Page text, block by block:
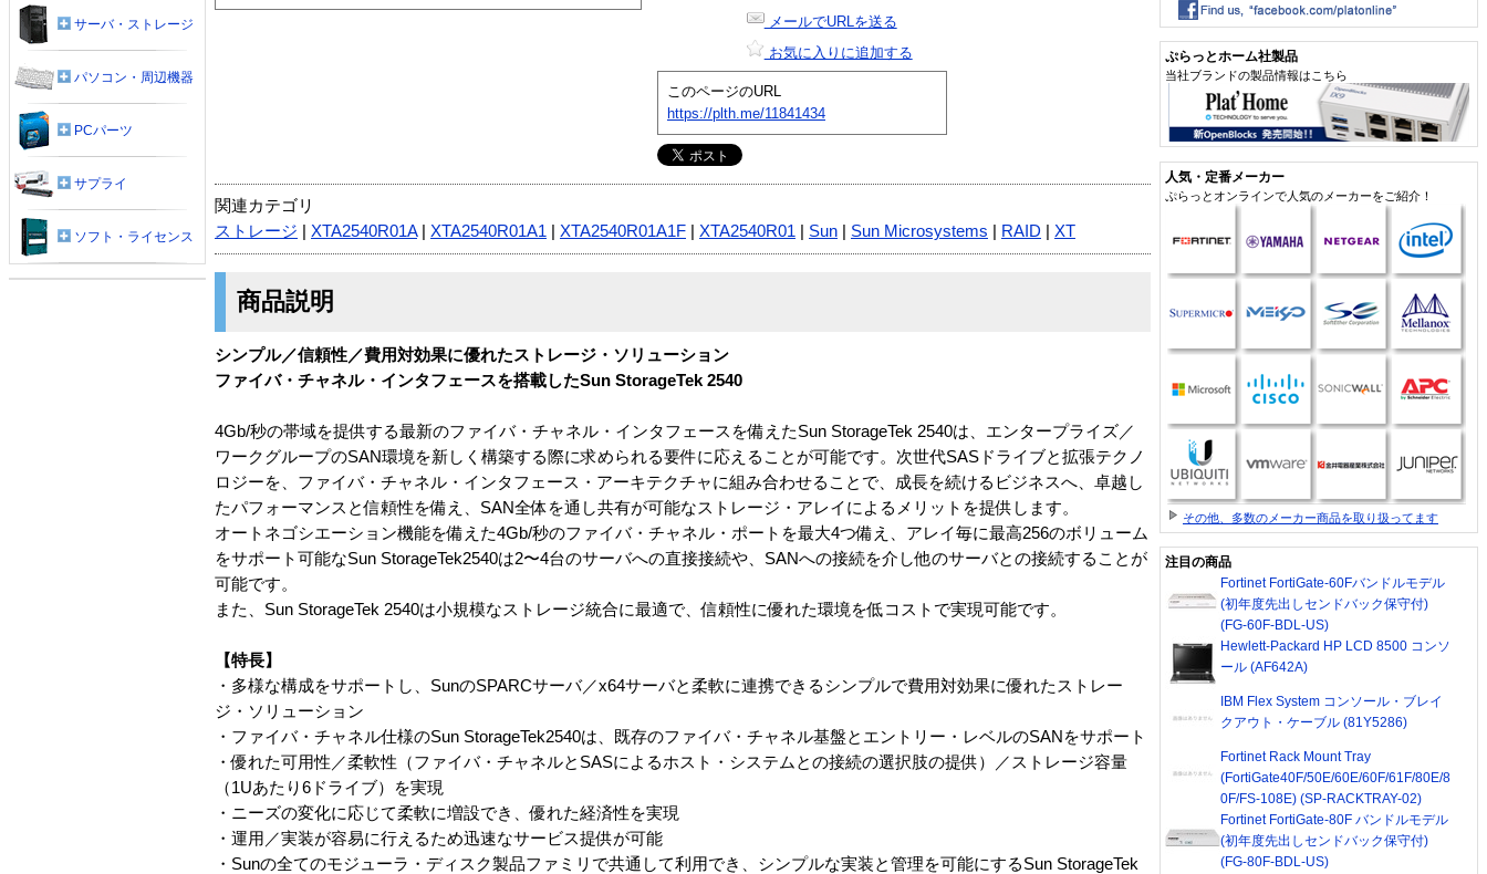
メールでURLを送る
お気に入りに追加する
このページのURL
https://plth.me/11841434
関連カテゴリ
ストレージ
XTA2540R01A| XTA2540R01A1 XTA2540R01A1F XTA2540R01 Sun Sun Microsystems RAID XT
商品説明
シンプル／信頼性／費用対効果に優れたストレージ・ソリューション
ファイバ・チャネル・インタフェースを搭載したSun StorageTek 2540
4Gb/秒の帯域を提供する最新のファイバ・チャネル・インタフェースを備えたSun StorageTek 2540は、エンタープライズ／
ワークグループのSAN環境を新しく構築する際に求められる要件に応えることが可能です。次世代SASドライブと拡張テクノ
ロジーを、ファイバ・チャネル・インタフェース・アーキテクチャに組み合わせることで、成長を続けるビジネスへ、卓越し
たパフォーマンスと信頼性を備え、SAN全体を通し共有が可能なストレージ・アレイによるメリットを提供します。
オートネゴシエーション機能を備えた4Gb/秒のファイバ・チャネル・ポートを最大4つ備え、アレイ毎に最高256のボリューム
をサポート可能なSun StorageTek2540は2〜4台のサーバへの直接接続や、SANへの接続を介し他のサーバとの接続することが
可能です。
また、Sun StorageTek 2540は小規模なストレージ統合に最適で、信頼性に優れた環境を低コストで実現可能です。
【特長】
・多様な構成をサポートし、SunのSPARCサーバ／x64サーバと柔軟に連携できるシンプルで費用対効果に優れたストレー
ジ・ソリューション
・ファイバ・チャネル仕様のSun StorageTek2540は、既存のファイバ・チャネル基盤とエントリー・レベルのSANをサポート
・優れた可用性／柔軟性（ファイバ・チャネルとSASによるホスト・システムとの接続の選択肢の提供）／ストレージ容量
（1Uあたり6ドライブ）を実現
・ニーズの変化に応じて柔軟に増設でき、優れた経済性を実現
・運用／実装が容易に行えるため迅速なサービス提供が可能
・Sunの全てのモジューラ・ディスク製品ファミリで共通して利用でき、シンプルな実装と管理を可能にするSun StorageTek
サーバ・ストレージ
パソコン・周辺機器
PCパーツ
サプライ
ソフト・ライセンス
ぷらっとホーム社製品
当社ブランドの製品情報はこちら
人気・定番メーカー
ぷらっとオンラインで人気のメーカーをご紹介！
その他、多数のメーカー商品を取り扱ってます
注目の商品
Fortinet FortiGate-60Fバンドルモデル
(初年度先出しセンドバック保守付)
(FG-60F-BDL-US)
Hewlett-Packard HP LCD 8500 コンソ
ール (AF642A)
IBM Flex System コンソール・ブレイ
クアウト・ケーブル (81Y5286)
Fortinet Rack Mount Tray
(FortiGate40F/50E/60E/60F/61F/80E/8
0F/FS-108E) (SP-RACKTRAY-02)
Fortinet FortiGate-80F バンドルモデル
(初年度先出しセンドバック保守付)
(FG-80F-BDL-US)